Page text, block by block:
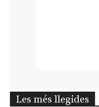
Les més llegides